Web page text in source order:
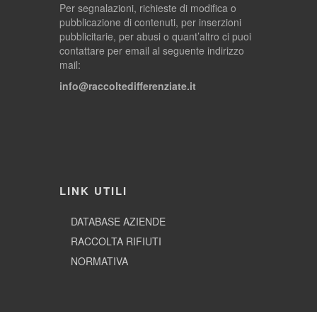
Per segnalazioni, richieste di modifica o
pubblicazione di contenuti, per inserzioni
pubblicitarie, per abusi o quant’altro ci puoi
contattare per email al seguente indirizzo
mail:
info@raccoltedifferenziate.it
LINK UTILI
DATABASE AZIENDE
RACCOLTA RIFIUTI
NORMATIVA